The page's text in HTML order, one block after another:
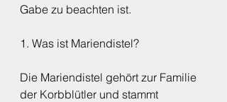
Gabe zu beachten ist.
1. Was ist Mariendistel?
Die Mariendistel gehört zur Familie
der Korbblütler und stammt